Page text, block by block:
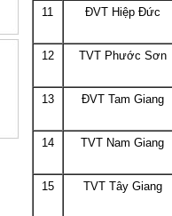
11 ĐVT Hiệp Đức
12 TVT Phước Sơn
13 ĐVT Tam Giang
14 TVT Nam Giang
15 TVT Tây Giang